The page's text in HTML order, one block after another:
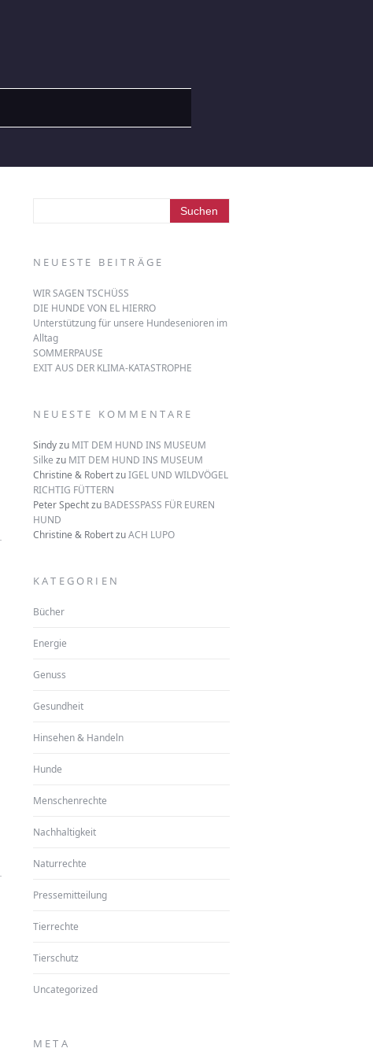
NEUESTE BEITRÄGE
WIR SAGEN TSCHÜSS
DIE HUNDE VON EL HIERRO
Unterstützung für unsere Hundesenioren im
Alltag
SOMMERPAUSE
EXIT AUS DER KLIMA-KATASTROPHE
NEUESTE KOMMENTARE
Sindyzu MIT DEM HUND INS MUSEUM
Silke zu MIT DEM HUND INS MUSEUM
Christine & RobertzuIGEL UND WILDVÖGEL
RICHTIG FÜTTERN
Peter Spechtzu BADESSPASS FÜR EUREN
HUND
Christine & RobertzuACH LUPO
KATEGORIEN
Bücher
Energie
Genuss
Gesundheit
Hinsehen & Handeln
Hunde
Menschenrechte
Nachhaltigkeit
Naturrechte
Pressemitteilung
Tierrechte
Tierschutz
Uncategorized
META